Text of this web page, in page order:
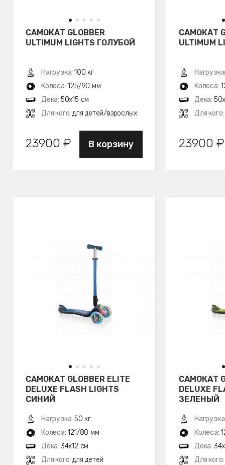
САМОКАТ GLOBBER
ULTIMUM LIGHTS ГОЛУБОЙ
Нагрузка: 100 кг
Колеса: 125/90 мм
Дека: 50х15 см
Для кого: для детей/взрослых
23900 ₽ В корзину
САМОКАТ
ULTIMUM
Колеса:
Дека:
Для кого:
23900 ₽
САМОКАТ GLOBBER ELITE
DELUXE FLASH LIGHTS
СИНИЙ
Нагрузка: 50 кг
Колеса: 121/80 мм
Дека: 34х12 см
Для кого: для детей
САМОКАТ
DELUXE
ЗЕЛЕНЫЙ
Колеса:
Дека:
Для кого: